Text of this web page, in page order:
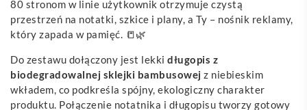
80 stronom w linie użytkownik otrzymuje czystą
przestrzeń na notatki, szkice i plany, a Ty – nośnik reklamy,
który zapada w pamięć. 📒🌿
Do zestawu dołączony jest lekki długopis z
biodegradowalnej sklejki bambusowej z niebieskim
wkładem, co podkreśla spójny, ekologiczny charakter
produktu. Połączenie notatnika i długopisu tworzy gotowy